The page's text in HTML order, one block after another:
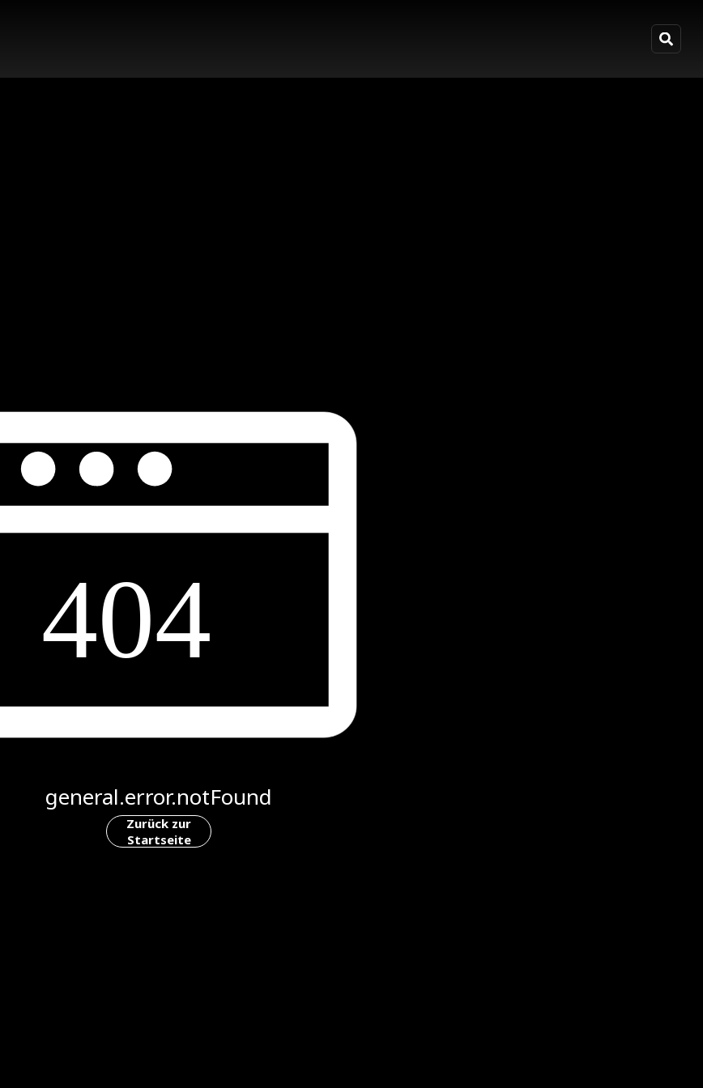
general.error.notFound
Zurück zur
Startseite